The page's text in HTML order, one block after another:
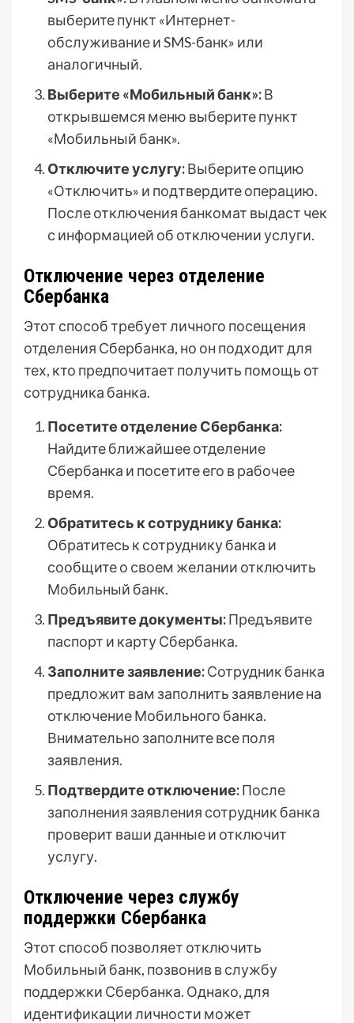
выберите пункт «Интернет-
обслуживание и SMS-банк» или
аналогичный.
Выберите «Мобильный банк»:В
открывшемся меню выберите пункт
«Мобильный банк».
Отключите услугу:Выберите опцию
«Отключить» и подтвердите операцию.
После отключения банкомат выдаст чек
с информацией об отключении услуги.
Отключение через отделение
Сбербанка
Этот способ требует личного посещения
отделения Сбербанка, но он подходит для
тех, кто предпочитает получить помощь от
сотрудника банка.
Посетите отделение Сбербанка:
Найдите ближайшее отделение
Сбербанка и посетите его в рабочее
время.
Обратитесь к сотруднику банка:
Обратитесь к сотруднику банка и
сообщите о своем желании отключить
Мобильный банк.
Предъявите документы:Предъявите
паспорт и карту Сбербанка.
Заполните заявление:Сотрудник банка
предложит вам заполнить заявление на
отключение Мобильного банка.
Внимательно заполните все поля
заявления.
Подтвердите отключение:После
заполнения заявления сотрудник банка
проверит ваши данные и отключит
услугу.
Отключение через службу
поддержки Сбербанка
Этот способ позволяет отключить
Мобильный банк, позвонив в службу
поддержки Сбербанка. Однако, для
идентификации личности может